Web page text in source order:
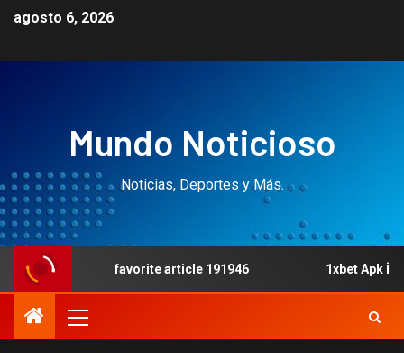
agosto 6, 2026
Mundo Noticioso
Noticias, Deportes y Más.
favorite article 191946 1xbet Apk İndir: